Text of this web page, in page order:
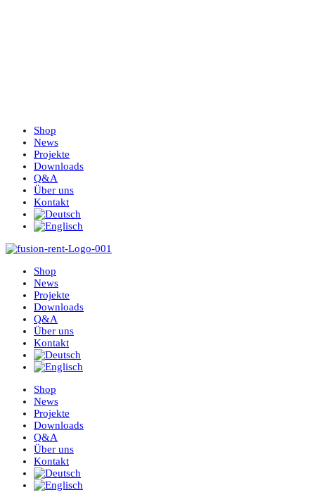
Shop
News
Projekte
Downloads
Q&A
Über uns
Kontakt
Shop
News
Projekte
Downloads
Q&A
Über uns
Kontakt
Shop
News
Projekte
Downloads
Q&A
Über uns
Kontakt